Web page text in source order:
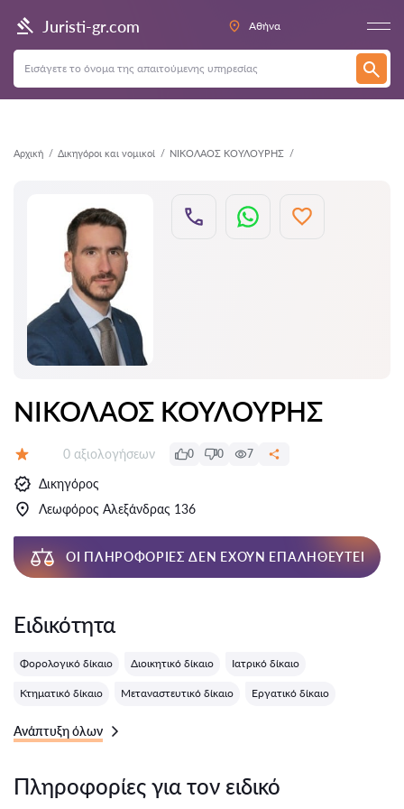
Juristi-gr.com Αθήνα
Αρχική Δικηγόροι και νομικοί ΝΙΚΟΛΑΟΣ ΚΟΥΛΟΥΡΗΣ
Πίσω
ΝΙΚΟΛΑΟΣ ΚΟΥΛΟΥΡΗΣ
Αξιολογήσεις:
0 αξιολογήσεων 0 0 7
Δικηγόρος
Λεωφόρος Αλεξάνδρας 136
ΟΙ ΠΛΗΡΟΦΟΡΊΕΣ ΔΕΝ ΈΧΟΥΝ ΕΠΑΛΗΘΕΥΤΕΊ
Ειδικότητα
Φορολογικό δίκαιο Διοικητικό δίκαιο Ιατρικό δίκαιο
Κτηματικό δίκαιο Μεταναστευτικό δίκαιο Εργατικό δίκαιο
Ανάπτυξη όλων
Πληροφορίες για τον ειδικό